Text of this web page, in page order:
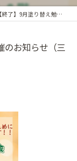
【終了】9月塗り替え勉強会開催のお知らせ（三田市）
のお知らせ（三